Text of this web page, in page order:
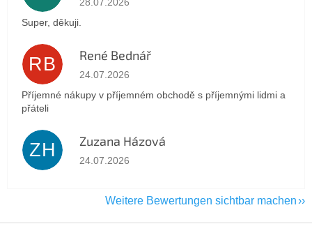
Super, děkuji.
RB René Bednář
Die Shop-Bewertung beträgt 5 von 5 Sternen.
24.07.2026
Příjemné nákupy v příjemném obchodě s příjemnými lidmi a
přáteli
ZH Zuzana Házová
Die Shop-Bewertung beträgt 5 von 5 Sternen.
24.07.2026
Weitere Bewertungen sichtbar machen